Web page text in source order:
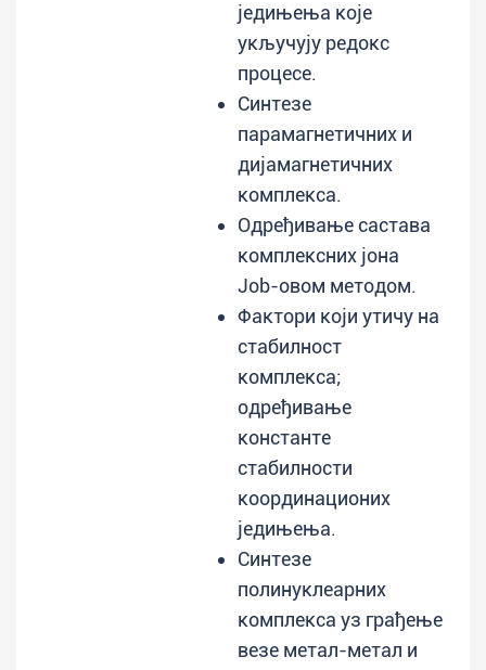
једињења које
укључују редокс
процесе.
Синтезе
парамагнетичних и
дијамагнетичних
комплекса.
Одређивање састава
комплексних јона
Job-овом методом.
Фактори који утичу на
стабилност
комплекса;
одређивање
константе
стабилности
координационих
једињења.
Синтезе
полинуклеарних
комплекса уз грађење
везе метал-метал и